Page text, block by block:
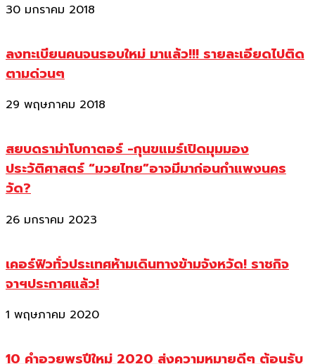
30 มกราคม 2018
ลงทะเบียนคนจนรอบใหม่ มาแล้ว!!! รายละเอียดไปติด
ตามด่วนๆ
29 พฤษภาคม 2018
สยบดราม่าโบกาตอร์ -กุนขแมร์เปิดมุมมอง
ประวัติศาสตร์ “มวยไทย”อาจมีมาก่อนกำแพงนคร
วัด?
26 มกราคม 2023
เคอร์ฟิวทั่วประเทศห้ามเดินทางข้ามจังหวัด! ราชกิจ
จาฯประกาศแล้ว!
1 พฤษภาคม 2020
10 คำอวยพรปีใหม่ 2020 ส่งความหมายดีๆ ต้อนรับ